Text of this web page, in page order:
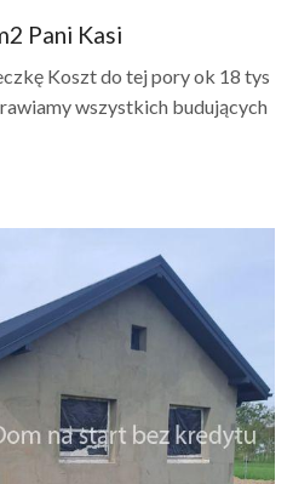
Pani Kasi
Koszt do tej pory ok 18 tys
wszystkich budujących